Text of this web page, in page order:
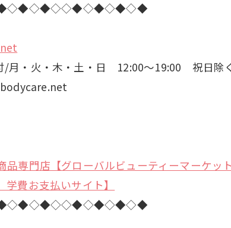
・火・木・土・日 12:00～19:00 祝日除
専門店【グローバルビューティーマーケット
費お支払いサイト】